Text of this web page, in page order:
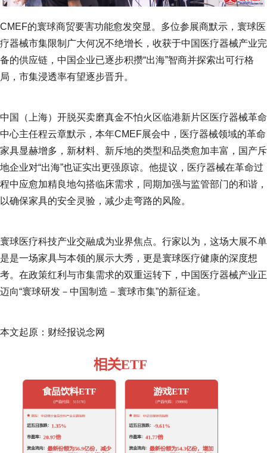
CMEF的寰球商贸要害功能愈发突显。多位参展商默示，寰球医
疗器械市集限制广大何况不绝增长，收获于中国医疗器械产业完
备的供应链，中国企业已逐步积攒“出海”智商并探索出可行格
局，市集浸透率有望逐步晋升。
中国（上海）开脱买卖磨真金不怕火区临港新片区医疗器械革命
中心主任程云章默示，本年CMEF展会中，医疗器械领域的革命
家具显赫增多，新材料、新斥地的类型和品类愈加丰富，国产斥
地企业对“出海”也证实出更强原谅。他提议，医疗器械在革命过
程中应愈加精良地勾搭临床需求，同期加强与监管部门的和谐，
以确保家具的安全灵验，减少走弯路的风险。
寰球医疗科技产业交融成为业界焦点。行家以为，这场大展不单
是是一场家具与本领的展示大秀，更是寰球医疗健康的深度想
考。在政策红利与市集需求的双重运转下，中国医疗器械产业正
迈向“寰球研发－中国制造－寰球市集”的新征途。
本文起原：财经报说念网